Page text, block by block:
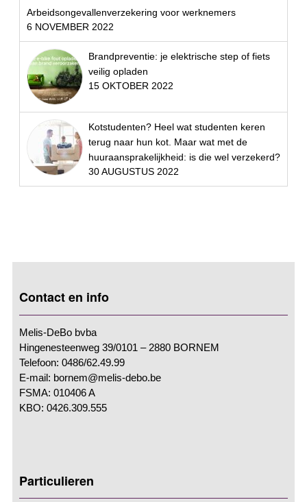
Arbeidsongevallenverzekering voor werknemers
6 NOVEMBER 2022
Brandpreventie: je elektrische step of fiets
veilig opladen
15 OKTOBER 2022
Kotstudenten? Heel wat studenten keren
terug naar hun kot. Maar wat met de
huuraansprakelijkheid: is die wel verzekerd?
30 AUGUSTUS 2022
Contact en info
Melis-DeBo bvba
Hingenesteenweg 39/0101 – 2880 BORNEM
Telefoon: 0486/62.49.99
E-mail: bornem@melis-debo.be
FSMA: 010406 A
KBO: 0426.309.555
Particulieren